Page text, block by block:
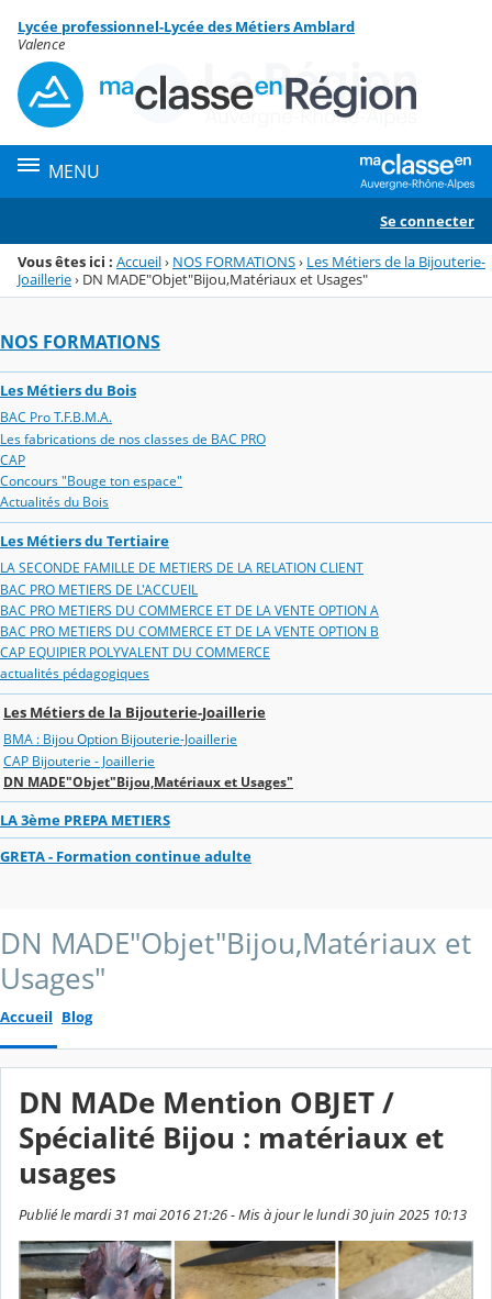
Menu de la rubrique
Contenu
Lycée professionnel-Lycée des Métiers Amblard
Valence
MENU
Se connecter
Vous êtes ici : Accueil› NOS FORMATIONS› Les Métiers de la Bijouterie-
Joaillerie› DN MADE"Objet"Bijou,Matériaux et Usages"
NOS FORMATIONS
Les Métiers du Bois
BAC Pro T.F.B.M.A.
Les fabrications de nos classes de BAC PRO
CAP
Concours "Bouge ton espace"
Actualités du Bois
Les Métiers du Tertiaire
LA SECONDE FAMILLE DE METIERS DE LA RELATION CLIENT
BAC PRO METIERS DE L'ACCUEIL
BAC PRO METIERS DU COMMERCE ET DE LA VENTE OPTION A
BAC PRO METIERS DU COMMERCE ET DE LA VENTE OPTION B
CAP EQUIPIER POLYVALENT DU COMMERCE
actualités pédagogiques
Les Métiers de la Bijouterie-Joaillerie
BMA : Bijou Option Bijouterie-Joaillerie
CAP Bijouterie - Joaillerie
DN MADE"Objet"Bijou,Matériaux et Usages"
LA 3ème PREPA METIERS
GRETA - Formation continue adulte
DN MADE"Objet"Bijou,Matériaux et
Usages"
Accueil Blog
DN MADe Mention OBJET /
Spécialité Bijou : matériaux et
usages
Publié le mardi 31 mai 2016 21:26 - Mis à jour le lundi 30 juin 2025 10:13